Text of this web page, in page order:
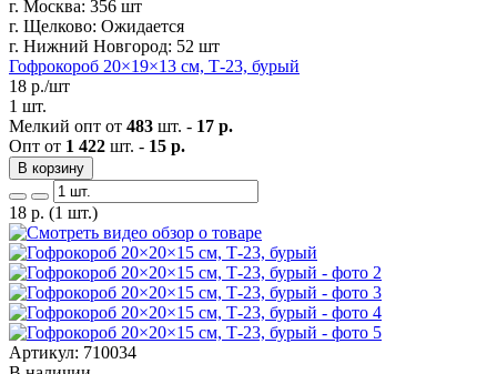
г. Москва: 356 шт
г. Щелково: Ожидается
г. Нижний Новгород: 52 шт
Гофрокороб 20×19×13 см, Т-23, бурый
18 р./шт
1 шт.
Мелкий опт от 483 шт. - 17 р.
Опт от 1 422 шт. - 15 р.
В корзину
18 р. (1 шт.)
Артикул: 710034